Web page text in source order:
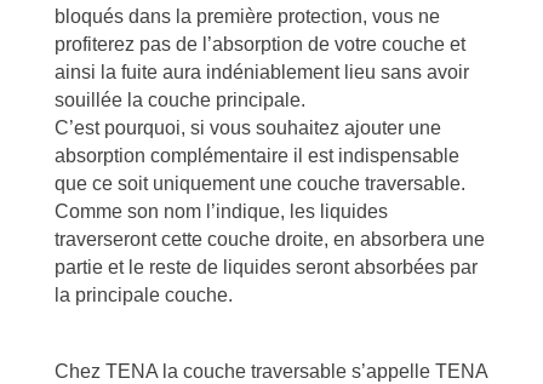
bloqués dans la première protection, vous ne
profiterez pas de l’absorption de votre couche et
ainsi la fuite aura indéniablement lieu sans avoir
souillée la couche principale.
C’est pourquoi, si vous souhaitez ajouter une
absorption complémentaire il est indispensable
que ce soit uniquement une couche traversable.
Comme son nom l’indique, les liquides
traverseront cette couche droite, en absorbera une
partie et le reste de liquides seront absorbées par
la principale couche.
Chez TENA la couche traversable s’appelle TENA